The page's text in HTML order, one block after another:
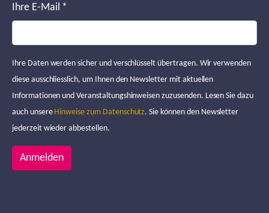
Ihre E-Mail *
Ihre Daten werden sicher und verschlüsselt übertragen. Wir verwenden
diese ausschliesslich, um Ihnen den Newsletter mit aktuellen
Informationen und Veranstaltungshinweisen zuzusenden. Lesen Sie dazu
auch unsere Hinweise zum Datenschutz. Sie können den Newsletter
jederzeit wieder abbestellen.
Anmelden